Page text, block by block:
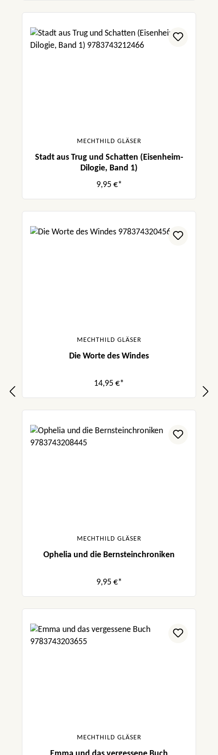
MECHTHILD GLÄSER
Stadt aus Trug und Schatten (Eisenheim-
Dilogie, Band 1)
9,95 €*
MECHTHILD GLÄSER
Die Worte des Windes
14,95 €*
MECHTHILD GLÄSER
Ophelia und die Bernsteinchroniken
9,95 €*
MECHTHILD GLÄSER